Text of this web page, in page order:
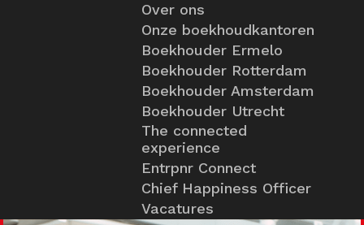
Over ons
Onze boekhoudkantoren
Boekhouder Ermelo
Boekhouder Rotterdam
Boekhouder Amsterdam
Boekhouder Utrecht
The connected
experience
Entrpnr Connect
Chief Happiness Officer
Vacatures